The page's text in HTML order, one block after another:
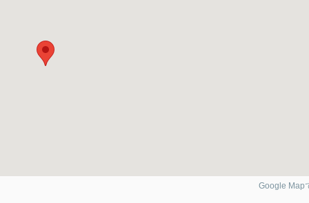
Google Map